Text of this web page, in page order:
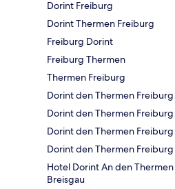
Dorint Freiburg
Dorint Thermen Freiburg
Freiburg Dorint
Freiburg Thermen
Thermen Freiburg
Dorint den Thermen
Dorint den Thermen
Dorint den Thermen
Dorint den Thermen Freiburg
Hotel Dorint An den
Breisgau